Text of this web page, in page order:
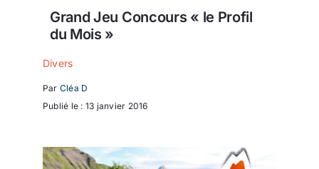
Grand Jeu Concours « le Profil
du Mois »
Divers
Par Cléa D
Publié le : 13 janvier 2016